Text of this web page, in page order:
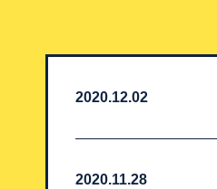
2020.12.02
2020.11.28